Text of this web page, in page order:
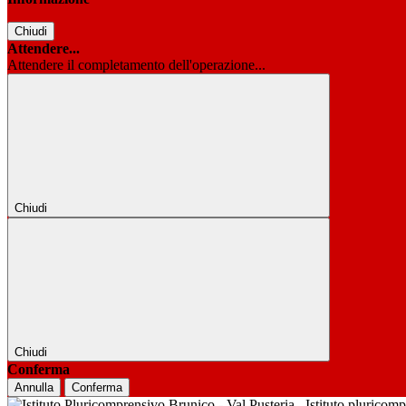
Chiudi
Attendere...
Attendere il completamento dell'operazione...
Chiudi
Chiudi
Conferma
Annulla Conferma